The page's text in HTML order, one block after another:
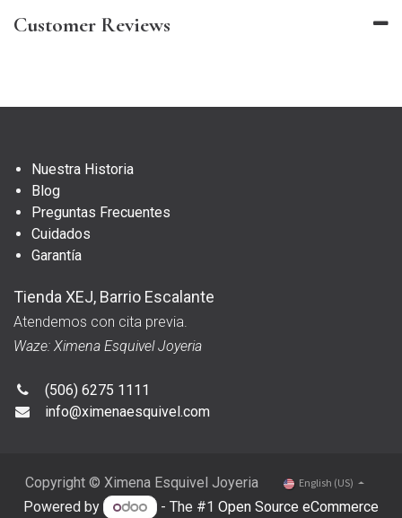
Customer Reviews
Nuestra Historia
Blog
Preguntas Frecuentes
Cuidados
Garantía
Tienda XEJ, Barrio Escalante
Atendemos con cita previa.
Waze: Ximena Esquivel Joyeria
(506) 6275 1111
info@ximenaesquivel.com
Copyright © Ximena Esquivel Joyeria English (US)
Powered by - The #1 Open Source eCommerce